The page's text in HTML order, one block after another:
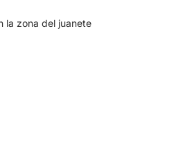
la zona del juanete